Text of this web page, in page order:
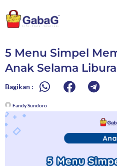
ke
konten
5 Menu Simpel
Anak Selama
Bagikan :
Fandy Sundoro